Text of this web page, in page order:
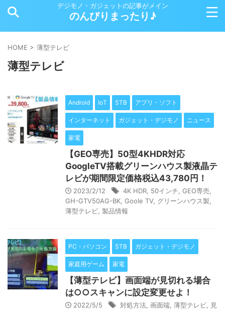
デジモノ・ガジェットの記事がメイン
のんびりまったり♪
HOME > 薄型テレビ
薄型テレビ
Android IoT STB アプリ・ソフト
インターネット ガジェット・デジモノ ニュース
家電
【GEO専売】50型4KHDR対応
GoogleTV搭載グリーンハウス製液晶テ
レビが期間限定価格税込43,780円！
2023/2/12 4K HDR 50インチ GEO専売
GH-GTV50AG-BK Goole TV, グリーンハウス製
薄型テレビ 製品情報
PC・パソコン STB ガジェット・デジモノ
家庭用ゲーム 家電
【薄型テレビ】画面端が見切れる場合
は○○スキャンに設定変更せよ！
2022/5/5 対処方法 画面端 薄型テレビ
見